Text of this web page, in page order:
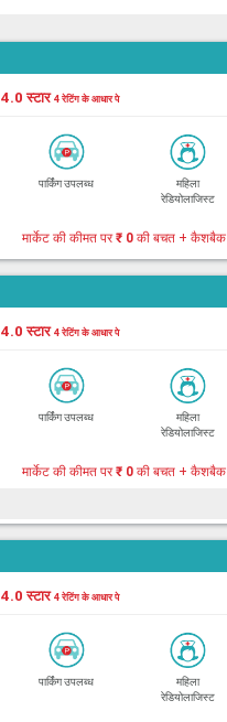
4.0 स्टार4 रेटिंग के आधार पे
पार्किंग उपलब्ध
महिला
रेडियोलाजिस्ट
मार्केट की कीमत पर₹ 0 की बचत + कैशबैक
4.0 स्टार4 रेटिंग के आधार पे
पार्किंग उपलब्ध
महिला
रेडियोलाजिस्ट
मार्केट की कीमत पर₹ 0 की बचत + कैशबैक
4.0 स्टार4 रेटिंग के आधार पे
पार्किंग उपलब्ध
महिला
रेडियोलाजिस्ट